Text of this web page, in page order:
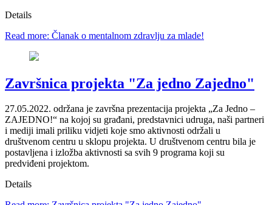
Details
Read more: Članak o mentalnom zdravlju za mlade!
Završnica projekta "Za jedno Zajedno"
27.05.2022. održana je završna prezentacija projekta „Za Jedno –
ZAJEDNO!“ na kojoj su građani, predstavnici udruga, naši partneri
i mediji imali priliku vidjeti koje smo aktivnosti održali u
društvenom centru u sklopu projekta. U društvenom centru bila je
postavljena i izložba aktivnosti sa svih 9 programa koji su
predviđeni projektom.
Details